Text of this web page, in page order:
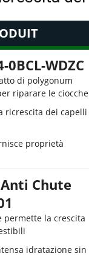
WDZC
di polygonum
riparare le ciocche
ricrescita dei capelli
proprietà
Chute
permette la crescita
idratazione sin